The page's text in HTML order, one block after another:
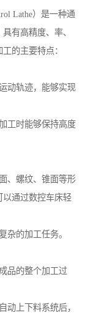
Lathe）是一种通
有高精度、率、
的主要特点：
动轨迹，能够实现
工时能够保持高度
、螺纹、锥面等形
以通过数控车床轻
杂的加工任务。
品的整个加工过
动上下料系统后，